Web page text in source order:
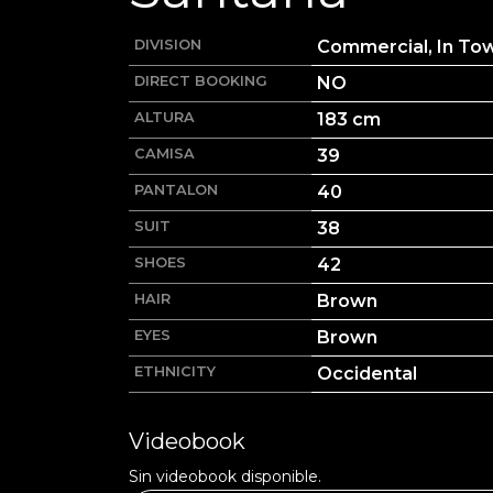
DIVISION Commercial, In
DIRECT BOOKING NO
ALTURA 183 cm
CAMISA 39
PANTALON 40
SUIT 38
SHOES 42
HAIR Brown
EYES Brown
ETHNICITY Occidental
Videobook
Sin videobook disponible.